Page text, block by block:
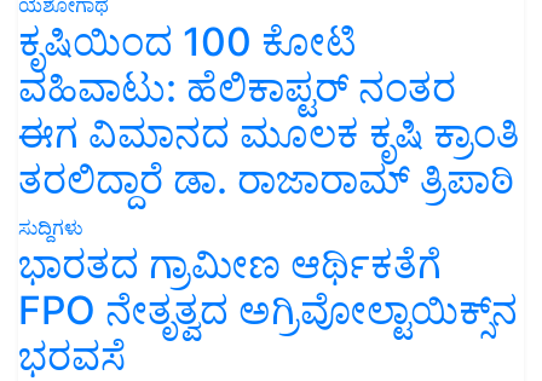
ಕೃಷಿಯಿಂದ 100 ಕೋಟಿ
ವಹಿವಾಟು: ಹೆಲಿಕಾಪ್ಟರ್ ನಂತರ
ಈಗ ವಿಮಾನದ ಮೂಲಕ ಕೃಷಿ ಕ್ರಾಂತಿ
ತರಲಿದ್ದಾರೆ ಡಾ. ರಾಜಾರಾಮ್ ತ್ರಿಪಾಠಿ
ಸುದ್ದಿಗಳು
ಭಾರತದ ಗ್ರಾಮೀಣ ಆರ್ಥಿಕತೆಗೆ
FPO ನೇತೃತ್ವದ ಅಗ್ರಿವೋಲ್ಟಾಯಿಕ್ಸ್‌ನ
ಭರವಸೆ